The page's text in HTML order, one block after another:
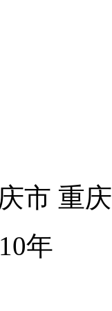
市 重
年